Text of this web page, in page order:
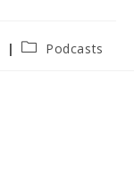
Podcasts